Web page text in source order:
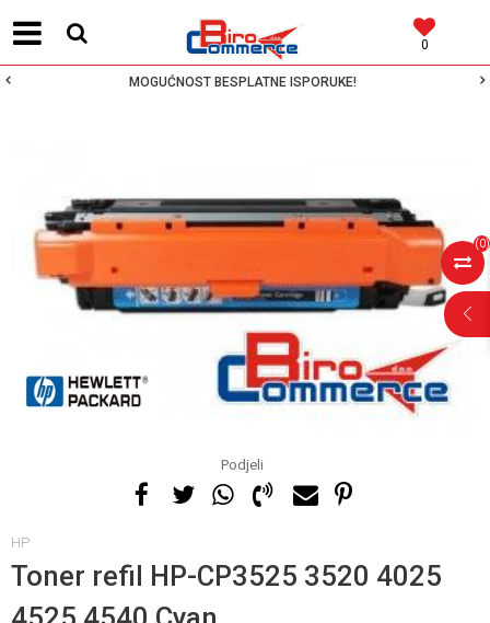
0
MOGUĆNOST BESPLATNE ISPORUKE!
(0)
Podjeli
HP
Toner refil HP-CP3525 3520 4025